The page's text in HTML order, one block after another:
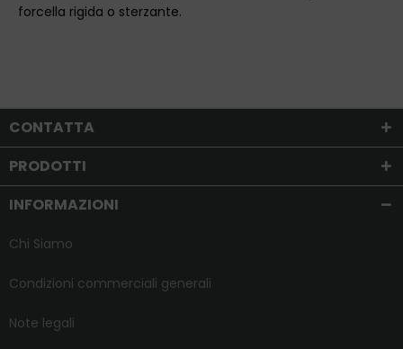
forcella rigida o sterzante.
CONTATTA
PRODOTTI
INFORMAZIONI
Chi Siamo
Condizioni commerciali generali
Note legali